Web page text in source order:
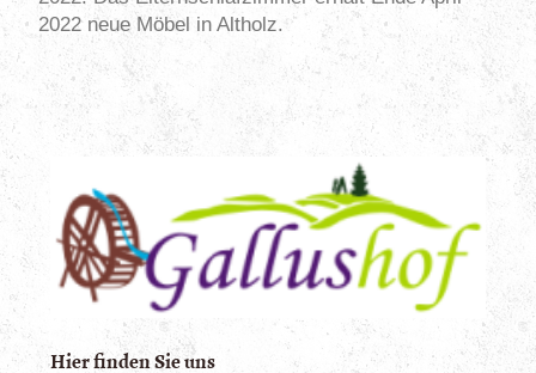
2022 neue Möbel in Altholz.
Hier finden Sie uns